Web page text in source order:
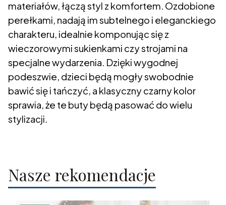
materiałów, łączą styl z komfortem. Ozdobione
perełkami, nadają im subtelnego i eleganckiego
charakteru, idealnie komponując się z
wieczorowymi sukienkami czy strojami na
specjalne wydarzenia. Dzięki wygodnej
podeszwie, dzieci będą mogły swobodnie
bawić się i tańczyć, a klasyczny czarny kolor
sprawia, że te buty będą pasować do wielu
stylizacji.
Nasze rekomendacje